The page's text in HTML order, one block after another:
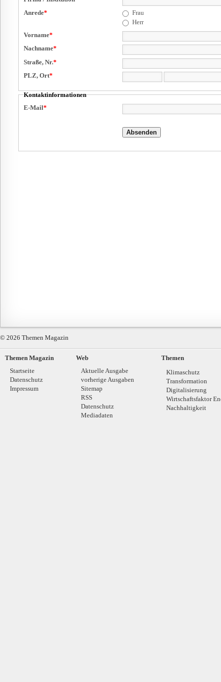
Anrede*
Frau
Herr
Vorname*
Nachname*
Straße, Nr.*
PLZ, Ort*
Kontaktinformationen
E-Mail*
© 2026 Themen Magazin
Themen Magazin
Startseite
Datenschutz
Impressum
Web
Aktuelle Ausgabe
vorherige Ausgaben
Sitemap
RSS
Datenschutz
Mediadaten
Themen
Klimaschutz
Transformation
Digitalisierung
Wirtschaftsfaktor
Nachhaltigkeit